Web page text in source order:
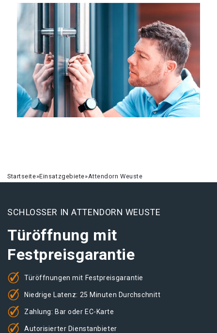
Startseite»Einsatzgebiete»Attendorn Weuste
SCHLOSSER IN ATTENDORN WEUSTE
Türöffnung mit
Festpreisgarantie
Türöffnungen mit Festpreisgarantie
Niedrige Latenz: 25 Minuten Durchschnitt
Zahlung: Bar oder EC-Karte
Autorisierter Dienstanbieter